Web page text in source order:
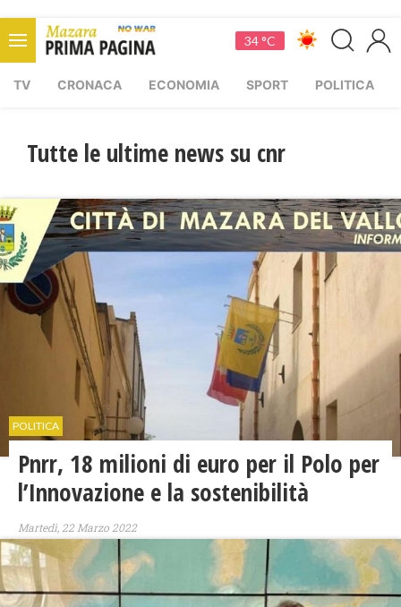
34 °C
TV CRONACA ECONOMIA SPORT POLITICA
Tutte le ultime news su cnr
POLITICA
Pnrr, 18 milioni di euro per il Polo per
l’Innovazione e la sostenibilità
Martedì, 22 Marzo 2022